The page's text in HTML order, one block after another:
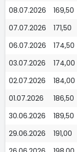
08.07.2026
169,50
07.07.2026
171,50
06.07.2026
174,50
03.07.2026
174,00
02.07.2026
184,00
01.07.2026
186,50
30.06.2026
189,50
29.06.2026
191,00